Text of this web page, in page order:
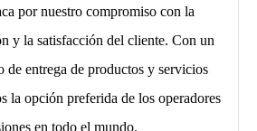
por nuestro compromiso con la
y la satisfacción del cliente. Con un
de entrega de productos y servicios
la opción preferida de los operadores
en todo el mundo.